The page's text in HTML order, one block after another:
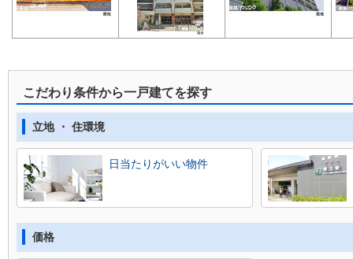
こだわり条件から一戸建てを探す
立地 ・ 住環境
日当たりがいい物件
価格